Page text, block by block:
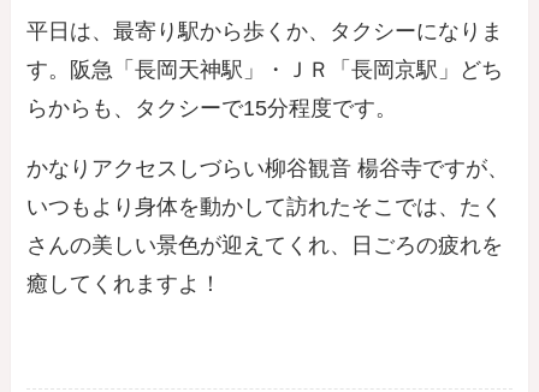
平日は、最寄り駅から歩くか、タクシーになりま
す。阪急「長岡天神駅」・ＪＲ「長岡京駅」どち
らからも、タクシーで15分程度です。
かなりアクセスしづらい柳谷観音 楊谷寺ですが、
いつもより身体を動かして訪れたそこでは、たく
さんの美しい景色が迎えてくれ、日ごろの疲れを
癒してくれますよ！